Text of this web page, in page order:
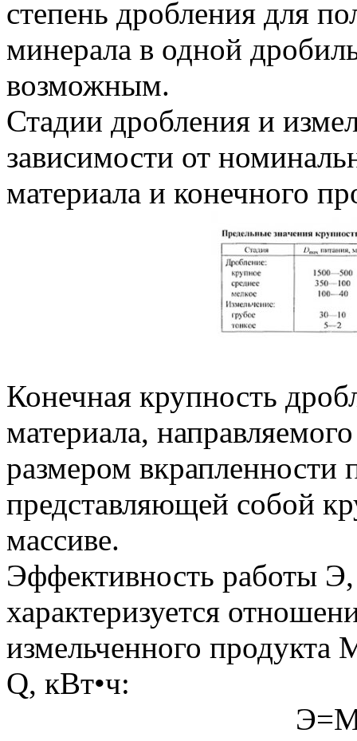
степень дробления для
минерала в одной
возможным.
Стадии дробления и
зависимости от
материала и конечного
Конечная крупность
материала,
размером вкрапленности
представляющей собой
массиве.
Эффективность работы
характеризуется
измельченного продукта
Q, кВт•ч: